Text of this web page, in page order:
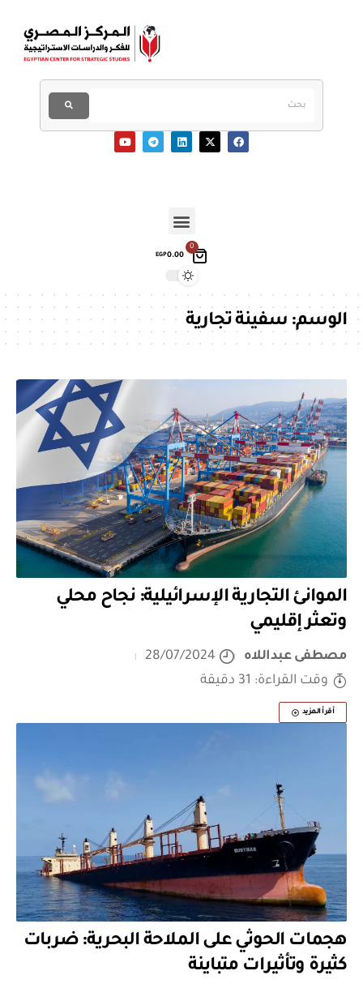
0
EGP0.00
الوسم:سفينة تجارية
الموانئ التجارية الإسرائيلية: نجاح محلي
وتعثر إقليمي
مصطفى عبداللاه
28/07/2024
وقت القراءة: 31 دقيقة
أقرأ المزيد
هجمات الحوثي على الملاحة البحرية: ضربات
كثيرة وتأثيرات متباينة